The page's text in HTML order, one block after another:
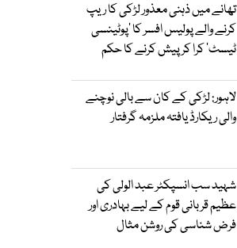
تھانے میں ذہنی معذور لڑکی کا ریپ
کرنے والے پولیس افسر کا ’پوٹینسی
ٹیسٹ‘ کرا کر پیش کرنے کا حکم
لاہور: لڑکی کے کان سے بالی نوچنے
والی ریکارڈ یافتہ ملزمہ گرفتار
شہید سب انسپکٹر عبد الولی کی
عظیم قربانی قوم کے لیے بہادری اور
فرض شناسی کی روشن مثال